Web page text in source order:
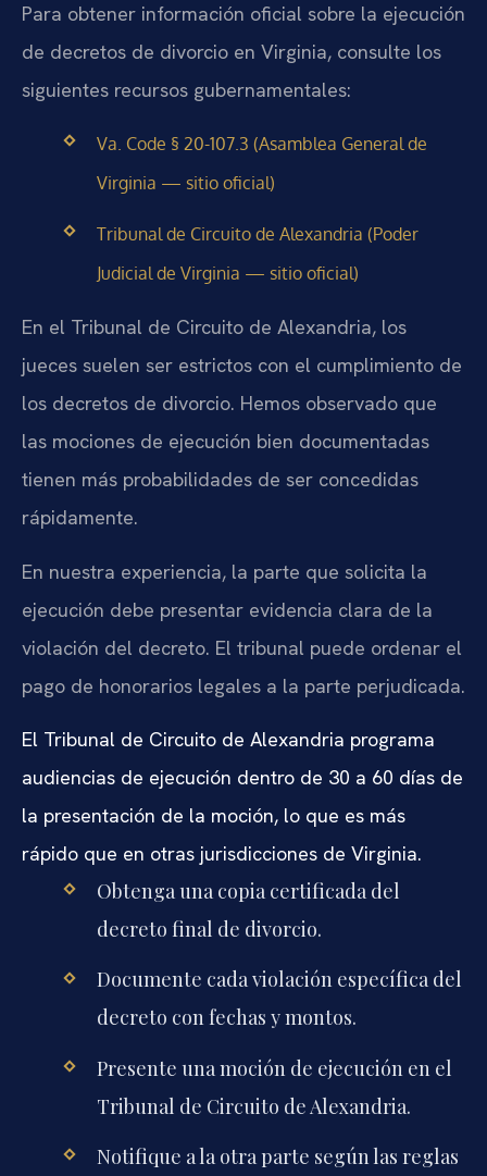
Para obtener información oficial sobre la ejecución
de decretos de divorcio en Virginia, consulte los
siguientes recursos gubernamentales:
Va. Code § 20-107.3 (Asamblea General de
Virginia — sitio oficial)
Tribunal de Circuito de Alexandria (Poder
Judicial de Virginia — sitio oficial)
En el Tribunal de Circuito de Alexandria, los
jueces suelen ser estrictos con el cumplimiento de
los decretos de divorcio. Hemos observado que
las mociones de ejecución bien documentadas
tienen más probabilidades de ser concedidas
rápidamente.
En nuestra experiencia, la parte que solicita la
ejecución debe presentar evidencia clara de la
violación del decreto. El tribunal puede ordenar el
pago de honorarios legales a la parte perjudicada.
El Tribunal de Circuito de Alexandria programa
audiencias de ejecución dentro de 30 a 60 días de
la presentación de la moción, lo que es más
rápido que en otras jurisdicciones de Virginia.
Obtenga una copia certificada del
decreto final de divorcio.
Documente cada violación específica del
decreto con fechas y montos.
Presente una moción de ejecución en el
Tribunal de Circuito de Alexandria.
Notifique a la otra parte según las reglas